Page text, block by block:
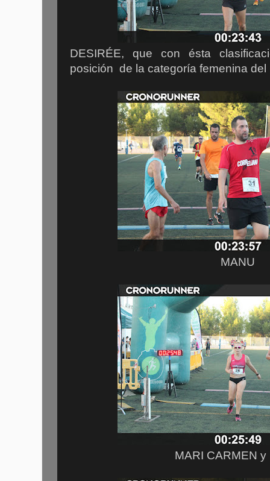
DESIRÉE, que con ésta
posición de la categoría femenina del
MANU
MARI CARMEN y